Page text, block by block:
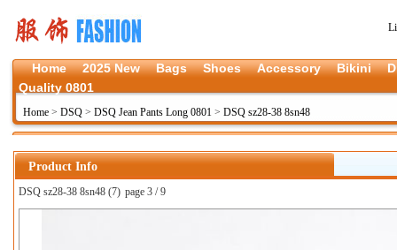
Home 2025 New Bags Shoes Accessory Bikini
Quality 0801
Home > DSQ > DSQ Jean Pants Long 0801 > DSQ sz28-38 8sn48
Product Info
DSQ sz28-38 8sn48 (7) page 3 / 9